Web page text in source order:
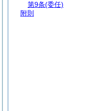
第9条(委任)
附則